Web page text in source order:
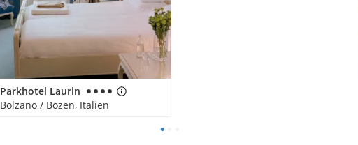
Parkhotel Laurin
Bolzano / Bozen, Italien